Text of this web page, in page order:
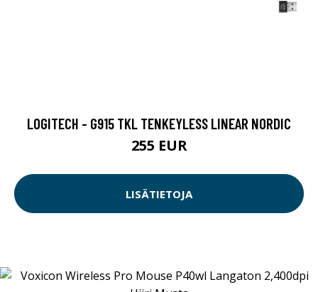
LOGITECH - G915 TKL TENKEYLESS LINEAR NORDIC
255 EUR
LISÄTIETOJA